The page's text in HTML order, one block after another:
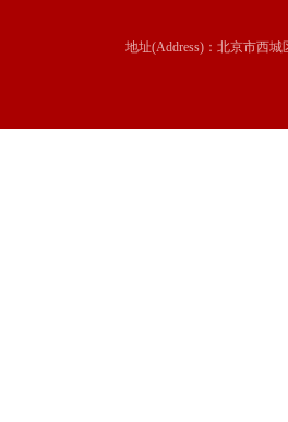
地址(Address)：北京市西城